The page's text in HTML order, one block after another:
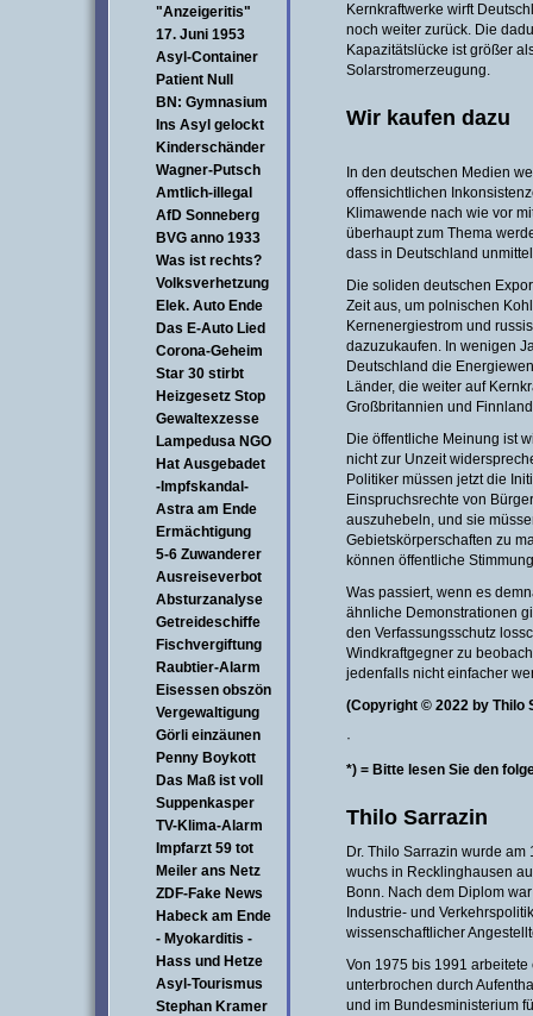
"Anzeigeritis"
17. Juni 1953
Asyl-Container
Patient Null
BN: Gymnasium
Ins Asyl gelockt
Kinderschänder
Wagner-Putsch
Amtlich-illegal
AfD Sonneberg
BVG anno 1933
Was ist rechts?
Volksverhetzung
Elek. Auto Ende
Das E-Auto Lied
Corona-Geheim
Star 30 stirbt
Heizgesetz Stop
Gewaltexzesse
Lampedusa NGO
Hat Ausgebadet
-Impfskandal-
Astra am Ende
Ermächtigung
5-6 Zuwanderer
Ausreiseverbot
Absturzanalyse
Getreideschiffe
Fischvergiftung
Raubtier-Alarm
Eisessen obszön
Vergewaltigung
Görli einzäunen
Penny Boykott
Das Maß ist voll
Suppenkasper
TV-Klima-Alarm
Impfarzt 59 tot
Meiler ans Netz
ZDF-Fake News
Habeck am Ende
- Myokarditis -
Hass und Hetze
Asyl-Tourismus
Stephan Kramer
Kernkraftwerke wirft
noch weiter zurück. Die
Kapazitätslücke ist größer
Solarstromerzeugung.
Wir kaufen dazu
In den deutschen Medien
offensichtlichen
Klimawende nach wie vor
überhaupt zum Thema
dass in Deutschland
Die soliden deutschen
Zeit aus, um polnischen
Kernenergiestrom und
dazuzukaufen. In wenigen
Deutschland die
Länder, die weiter auf
Großbritannien und
Die öffentliche Meinung ist
nicht zur Unzeit
Politiker müssen jetzt die
Einspruchsrechte von
auszuhebeln, und sie
Gebietskörperschaften zu
können öffentliche
Was passiert, wenn es
ähnliche Demonstrationen
den Verfassungsschutz
Windkraftgegner zu
jedenfalls nicht einfacher
(Copyright © 2022 by Thilo
·
*) = Bitte lesen Sie den
Thilo Sarrazin
Dr. Thilo Sarrazin wurde
wuchs in Recklinghausen
Bonn. Nach dem Diplom
Industrie- und
wissenschaftlicher
Von 1975 bis 1991
unterbrochen durch
und im Bundesministerium